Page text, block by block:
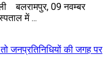
बलरामपुर, 09 नवम्बर
में ...